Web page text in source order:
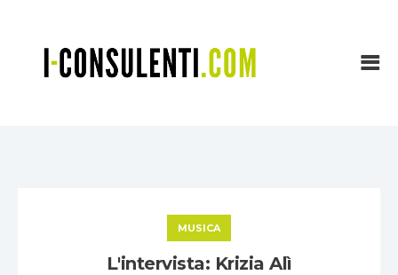
MUSICA
L'intervista: Krizia Alì